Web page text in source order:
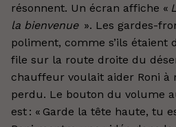
résonnent. Un écran affiche «
la bienvenue ». Les gardes-
poliment, comme s’ils étaient
file sur la route droite du
chauffeur voulait aider Roni à
perdu. Le bouton du volume
est : « Garde la tête haute, tu